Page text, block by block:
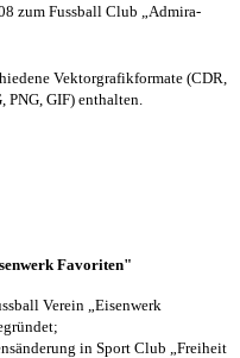
zum Fussball Club „Admira-
Vektorgrafikformate (CDR,
PNG, GIF) enthalten.
Favoriten"
Verein „Eisenwerk
in Sport Club „Freiheit